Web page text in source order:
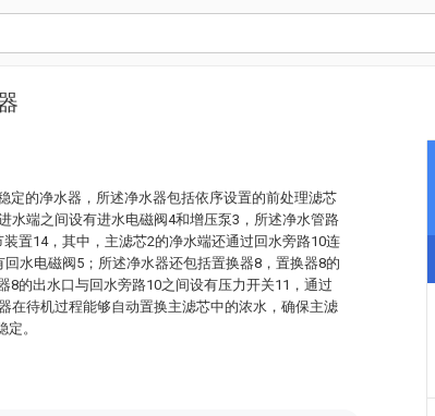
定的净水器，所述净水器包括依序设置的前处理滤芯
水端之间设有进水电磁阀4和增压泵3，所述净水管路
置14，其中，主滤芯2的净水端还通过回水旁路10连
水电磁阀5；所述净水器还包括置换器8，置换器8的
8的出水口与回水旁路10之间设有压力开关11，通过
在待机过程能够自动置换主滤芯中的浓水，确保主滤
。